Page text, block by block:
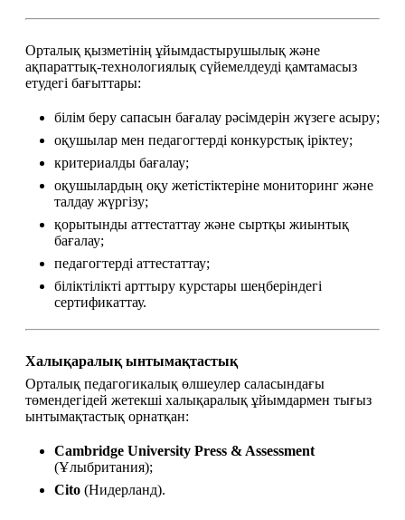
Орталық қызметінің ұйымдастырушылық және
ақпараттық-технологиялық сүйемелдеуді қамтамасыз
етудегі бағыттары:
білім беру сапасын бағалау рәсімдерін жүзеге асыру;
оқушылар мен педагогтерді конкурстық іріктеу;
критериалды бағалау;
оқушылардың оқу жетістіктеріне мониторинг және
талдау жүргізу;
қорытынды аттестаттау және сыртқы жиынтық
бағалау;
педагогтерді аттестаттау;
біліктілікті арттыру курстары шеңберіндегі
сертификаттау.
Халықаралық ынтымақтастық
Орталық педагогикалық өлшеулер саласындағы
төмендегідей жетекші халықаралық ұйымдармен тығыз
ынтымақтастық орнатқан:
Cambridge University Press & Assessment
(Ұлыбритания);
Cito (Нидерланд).